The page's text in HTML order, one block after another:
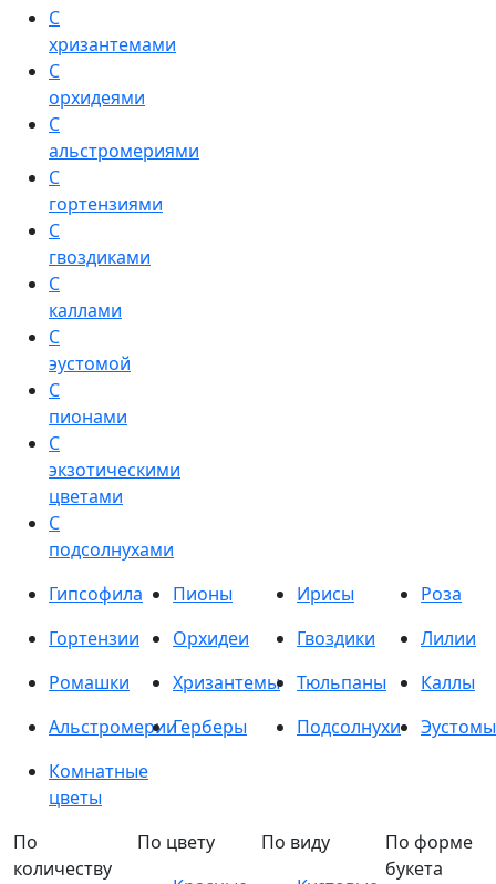
С
хризантемами
С
орхидеями
С
альстромериями
С
гортензиями
С
гвоздиками
С
каллами
С
эустомой
С
пионами
С
экзотическими
цветами
С
подсолнухами
Гипсофила
Пионы Ирисы
Роза
Гортензии
Орхидеи Гвоздики
Лилии
Ромашки
Хризантемы Тюльпаны
Каллы
АльстромерииГерберы Подсолнухи
Эустомы
Комнатные
цветы
По
количеству
По цвету
По виду
По форме
букета